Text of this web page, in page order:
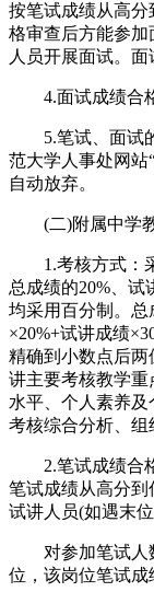
按笔试成绩从高
格审查后方能参
人员开展面试。面
4.面试成绩合格
5.笔试、面试的
范大学人事处网站
自动放弃。
(二)附属中学教
1.考核方式：采
总成绩的20%、试
均采用百分制。
×20%+试讲成绩
精确到小数点后
讲主要考核教学
水平、个人素养
考核综合分析、组
2.笔试成绩合格
笔试成绩从高分到
试讲人员(如遇末
对参加笔试人数
位，该岗位笔试成